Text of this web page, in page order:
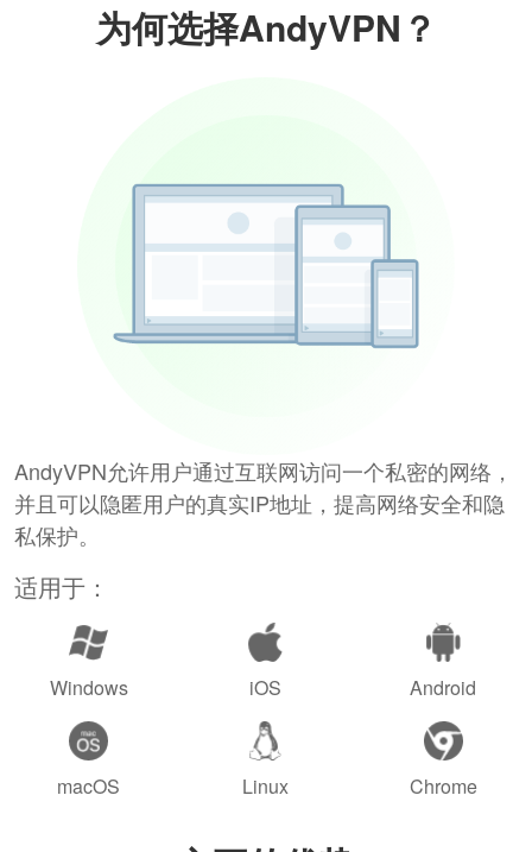
为何选择AndyVPN？
AndyVPN允许用户通过互联网访问一个私密的网络，
并且可以隐匿用户的真实IP地址，提高网络安全和隐
私保护。
适用于：
Windows iOS Android
macOS Linux Chrome